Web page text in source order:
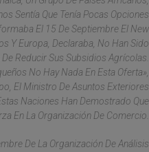
Sentía Que Tenía Pocas Opciones
El 15 De Septiembre El New
Y Europa, Declaraba, No Han Sido
Reducir Sus Subsidios Agrícolas.
No Hay Nada En Esta Oferta»,
El Ministro De Asuntos Exteriores
Naciones Han Demostrado Que
En La Organización De Comercio.
De La Organización De Análisis